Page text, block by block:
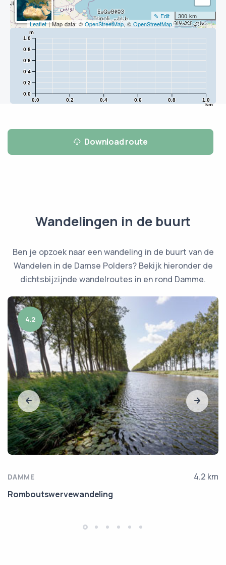
300 km
✎ Edit
Leaflet| Map data: © OpenStreetMap, © OpenStreetMap
0.0 0.2 0.4 0.6 0.8 1.0
km
0.0
0.2
0.4
0.6
0.8
1.0
m
Download route
Wandelingen in de buurt
Ben je opzoek naar een wandeling in de buurt van de
Wandelen in de Damse Polders? Bekijk hieronder de
dichtsbijzijnde wandelroutes in en rond Damme.
4.2
DAMME
4.2 km
Romboutswervewandeling